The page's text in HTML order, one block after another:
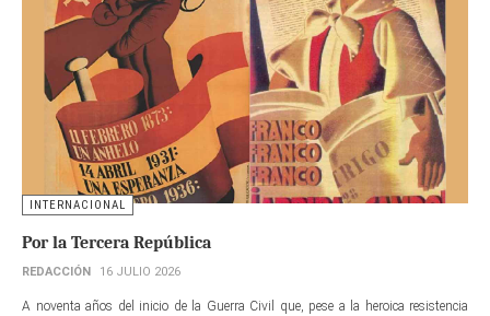
INTERNACIONAL
Por la Tercera República
REDACCIÓN 16 JULIO 2026
A noventa años del inicio de la Guerra Civil que, pese a la heroica resistencia